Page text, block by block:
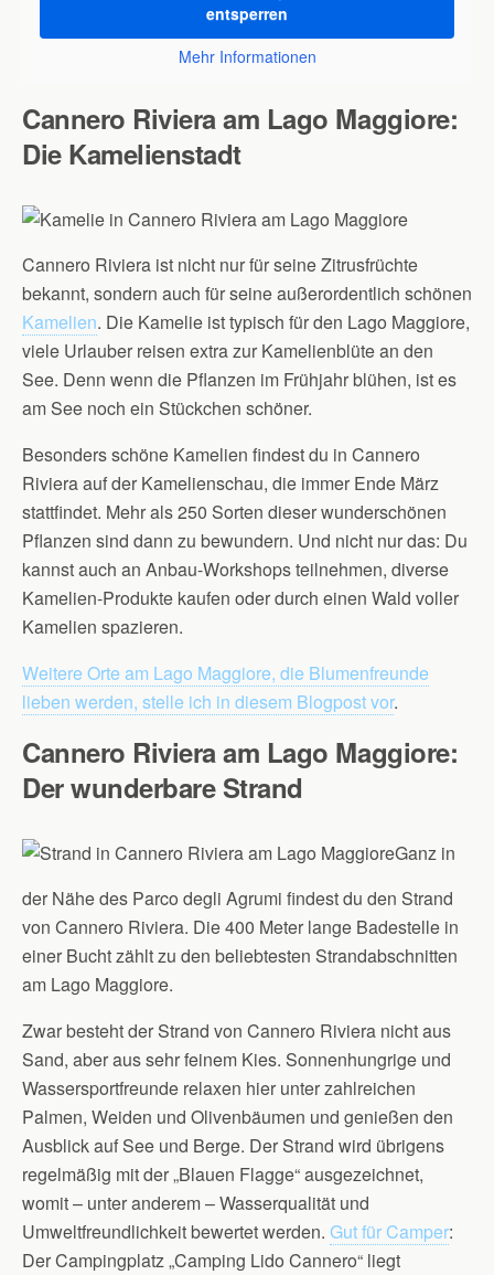
entsperren
Mehr Informationen
Cannero Riviera am Lago Maggiore:
Die Kamelienstadt
Cannero Riviera ist nicht nur für seine Zitrusfrüchte
bekannt, sondern auch für seine außerordentlich schönen
Kamelien. Die Kamelie ist typisch für den Lago Maggiore,
viele Urlauber reisen extra zur Kamelienblüte an den
See. Denn wenn die Pflanzen im Frühjahr blühen, ist es
am See noch ein Stückchen schöner.
Besonders schöne Kamelien findest du in Cannero
Riviera auf der Kamelienschau, die immer Ende März
stattfindet. Mehr als 250 Sorten dieser wunderschönen
Pflanzen sind dann zu bewundern. Und nicht nur das: Du
kannst auch an Anbau-Workshops teilnehmen, diverse
Kamelien-Produkte kaufen oder durch einen Wald voller
Kamelien spazieren.
Weitere Orte am Lago Maggiore, die Blumenfreunde
lieben werden, stelle ich in diesem Blogpost vor.
Cannero Riviera am Lago Maggiore:
Der wunderbare Strand
Ganz in
der Nähe des Parco degli Agrumi findest du den Strand
von Cannero Riviera. Die 400 Meter lange Badestelle in
einer Bucht zählt zu den beliebtesten Strandabschnitten
am Lago Maggiore.
Zwar besteht der Strand von Cannero Riviera nicht aus
Sand, aber aus sehr feinem Kies. Sonnenhungrige und
Wassersportfreunde relaxen hier unter zahlreichen
Palmen, Weiden und Olivenbäumen und genießen den
Ausblick auf See und Berge. Der Strand wird übrigens
regelmäßig mit der „Blauen Flagge“ ausgezeichnet,
womit – unter anderem – Wasserqualität und
Umweltfreundlichkeit bewertet werden. Gut für Camper:
Der Campingplatz „Camping Lido Cannero“ liegt